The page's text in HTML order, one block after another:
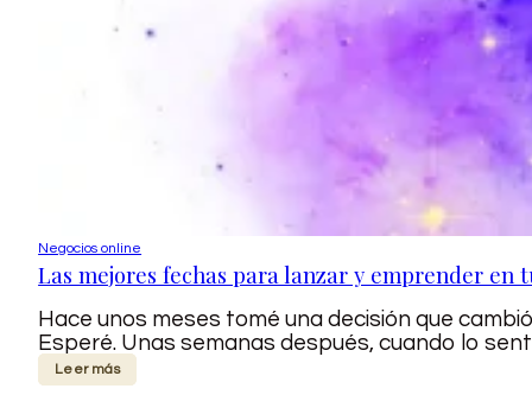
Negocios online
Las mejores fechas para lanzar y emprender
Hace unos meses tomé una decisión que
Esperé. Unas semanas después, cuando lo
Leer más